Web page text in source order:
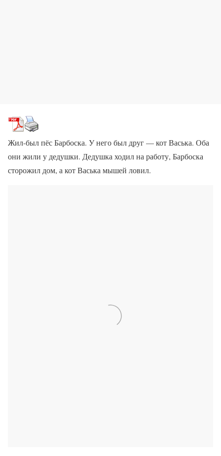
Жил-был пёс Барбоска. У него был друг — кот Васька. Оба
они жили у дедушки. Дедушка ходил на работу, Барбоска
сторожил дом, а кот Васька мышей ловил.